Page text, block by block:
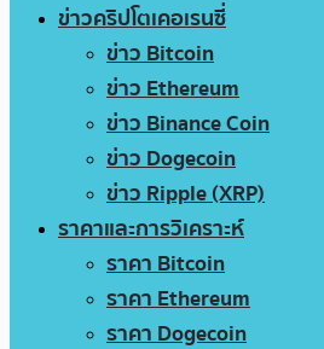
ข่าวคริปโตเคอเรนซี่
ข่าว Bitcoin
ข่าว Ethereum
ข่าว Binance Coin
ข่าว Dogecoin
ข่าว Ripple (XRP)
ราคาและการวิเคราะห์
ราคา Bitcoin
ราคา Ethereum
ราคา Dogecoin